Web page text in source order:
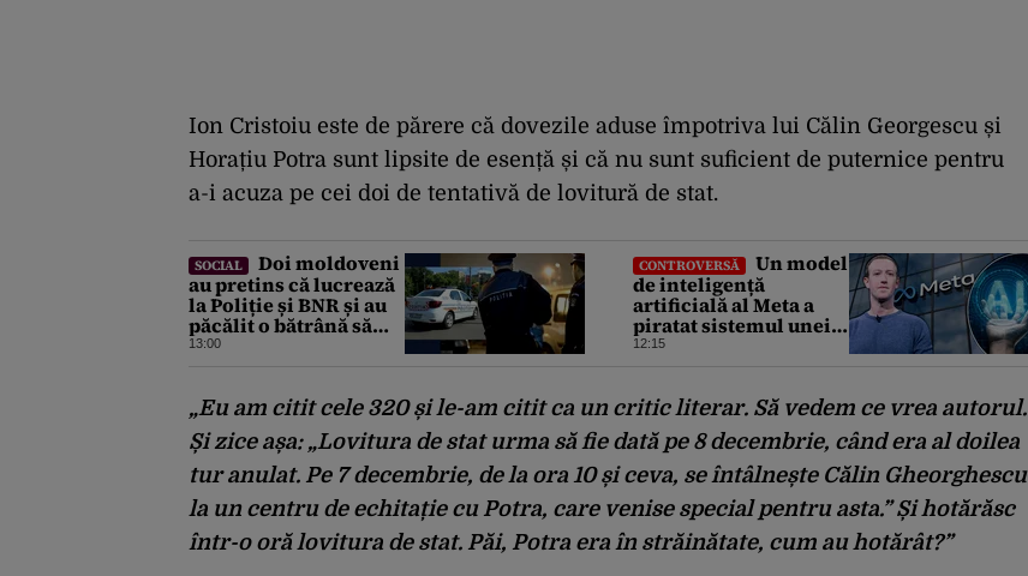
Ion Cristoiu este de părere că dovezile aduse împotriva lui Călin Georgescu și
Horațiu Potra sunt lipsite de esență și că nu sunt suficient de puternice pentru
a-i acuza pe cei doi de tentativă de lovitură de stat.
SOCIAL
Doi moldoveni
au pretins că lucrează
la Poliție și BNR și au
păcălit o bătrână să
retragă 50.000 de lei
13:00
CONTROVERSĂ
Un model
de inteligență
artificială al Meta a
piratat sistemul unei
companii și i-a
test de securitate
12:15
„Eu am citit cele 320 și le-am citit ca un critic literar. Să vedem ce vrea autorul.
Și zice așa: „Lovitura de stat urma să fie dată pe 8 decembrie, când era al doilea
tur anulat. Pe 7 decembrie, de la ora 10 și ceva, se întâlnește Călin Gheorghescu
la un centru de echitație cu Potra, care venise special pentru asta.” Și hotărăsc
într-o oră lovitura de stat. Păi, Potra era în străinătate, cum au hotărât?”